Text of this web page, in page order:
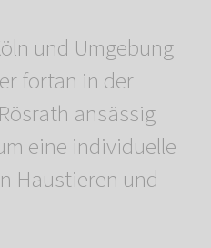
und Umgebung
fortan in der
ansässig
eine individuelle
Haustieren und